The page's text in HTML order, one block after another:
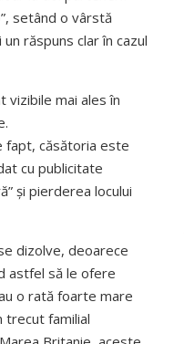
setând o vârstă
răspuns clar în cazul
vizibile mai ales în
fapt, căsătoria este
cu publicitate
și pierderea locului
dizolve, deoarece
astfel să le ofere
o rată foarte mare
trecut familial